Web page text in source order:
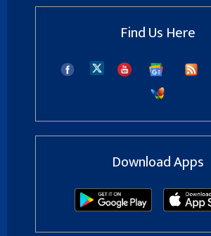
Find Us Here
Download Apps